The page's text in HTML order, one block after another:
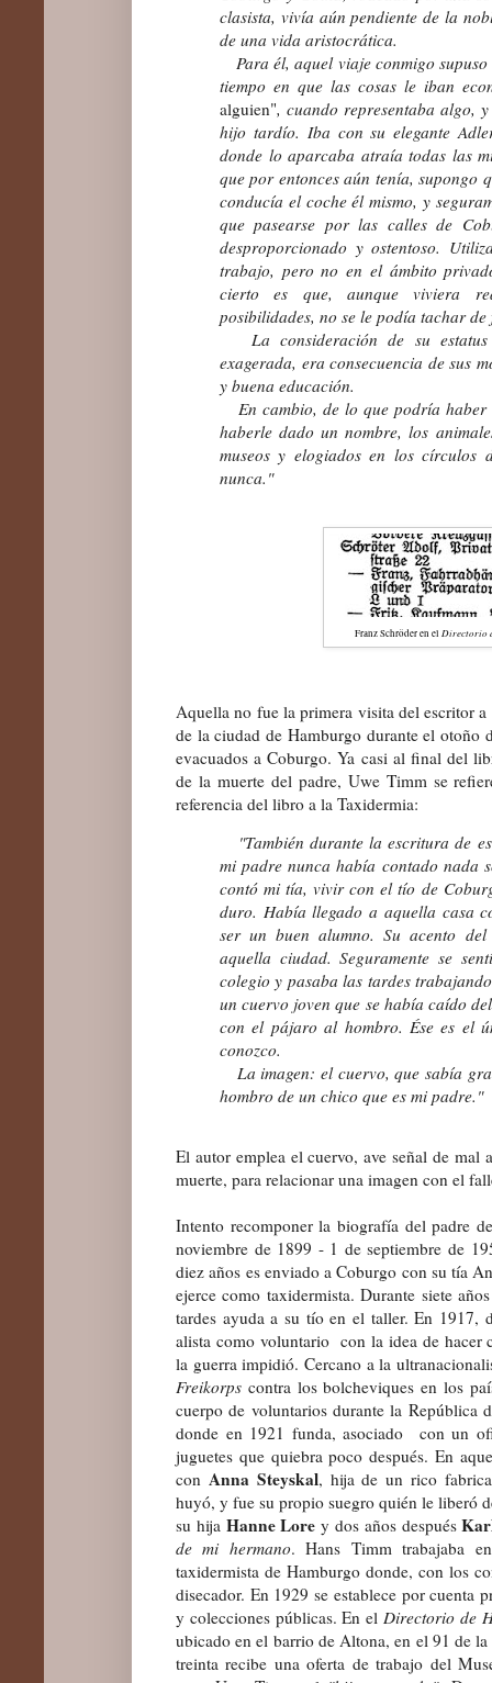
clasista, vivía aún pendiente de la
de una vida aristocrática.
Para él, aquel viaje conmigo
tiempo en que las cosas le iban
alguien", cuando representaba algo,
hijo tardío. Iba con su elegante
donde lo aparcaba atraía todas las
que por entonces aún tenía, supongo
conducía el coche él mismo, y
que pasearse por las calles de
desproporcionado y ostentoso.
trabajo, pero no en el ámbito
cierto es que, aunque viviera
posibilidades, no se le podía tachar
La consideración de su estatus
exagerada, era consecuencia de sus
y buena educación.
En cambio, de lo que podría
haberle dado un nombre, los
museos y elogiados en los círculos
nunca."
Franz Schröder en el Directorio
Aquella no fue la primera visita del escritor
de la ciudad de Hamburgo durante el
evacuados a Coburgo. Ya casi al final del
de la muerte del padre, Uwe Timm se
referencia del libro a la Taxidermia:
"También durante la escritura de
mi padre nunca había contado nada
contó mi tía, vivir con el tío de
duro. Había llegado a aquella casa
ser un buen alumno. Su acento
aquella ciudad. Seguramente se
colegio y pasaba las tardes
un cuervo joven que se había caído
con el pájaro al hombro. Ése es el
conozco.
La imagen: el cuervo, que sabía
hombro de un chico que es mi padre."
El autor emplea el cuervo, ave señal de mal
muerte, para relacionar una imagen con el
Intento recomponer la biografía del padre
noviembre de 1899 - 1 de septiembre de
diez años es enviado a Coburgo con su tía
ejerce como taxidermista. Durante siete
tardes ayuda a su tío en el taller. En 1917,
alista como voluntario con la idea de hacer
la guerra impidió. Cercano a la
Freikorps contra los bolcheviques en los
cuerpo de voluntarios durante la República
donde en 1921 funda, asociado con un
juguetes que quiebra poco después. En
con Anna Steyskal, hija de un rico
huyó, y fue su propio suegro quién le liberó
su hija Hanne Lore y dos años después
de mi hermano. Hans Timm trabajaba
taxidermista de Hamburgo donde, con los
disecador. En 1929 se establece por cuenta
y colecciones públicas. En el Directorio de
ubicado en el barrio de Altona, en el 91 de la
treinta recibe una oferta de trabajo del